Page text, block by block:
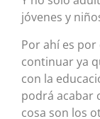
jóvenes y
Por ahí es
continuar ya
con la
podrá acabar
cosa son los